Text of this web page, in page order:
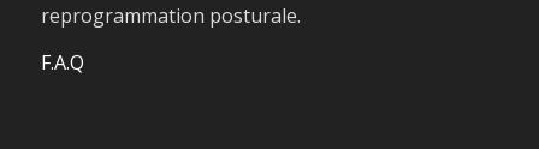
reprogrammation posturale.
F.A.Q